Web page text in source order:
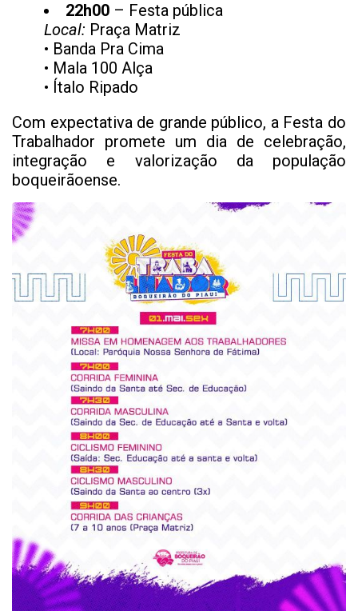
22h00 – Festa pública
Local: Praça Matriz
• Banda Pra Cima
• Mala 100 Alça
• Ítalo Ripado
Com expectativa de grande público, a Festa do
Trabalhador promete um dia de celebração,
integração e valorização da população
boqueirãoense.